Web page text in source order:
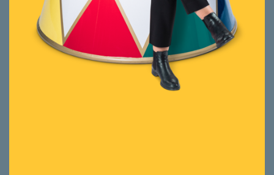
und Abschlussarbeiten, Planung und
Realisierung von Umbauten und
Renovationen in verschiedenen
Unternehmungen.
Eine echte Teamplayerin: loyal,